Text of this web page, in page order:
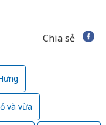
Chia sẻ
và vừa